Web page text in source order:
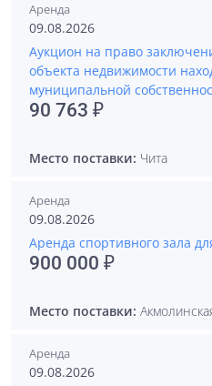
Аренда
09.08.2026
Аукцион на право
объекта недвижимости
муниципальной
90 763 ₽
Место поставки: Чита
Аренда
09.08.2026
Аренда спортивного зала
900 000 ₽
Место поставки:
Аренда
09.08.2026